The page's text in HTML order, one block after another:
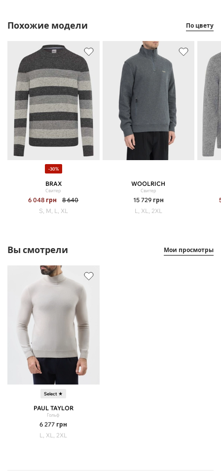
Похожие модели По цвету
-30%
BRAX
Свитер
6 048 грн
8 640
S, M, L, XL
WOOLRICH
Свитер
15 729 грн
L, XL, 2XL
Вы смотрели Мои просмотры
Select ★
PAUL TAYLOR
Гольф
6 277 грн
L, XL, 2XL